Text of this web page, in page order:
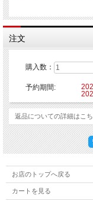
い。
※他商品と一緒に購入した
発売元：株式会社ディー・
©TYPE-MOON / FGO
注文
購入数：
予約期間:
返品についての詳細はこ
お店のトップへ戻る
カートを見る